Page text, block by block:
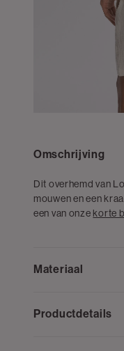
Omschrijving
Dit overhemd van
mouwen en een
een van onze korte
Materiaal
Productdetails